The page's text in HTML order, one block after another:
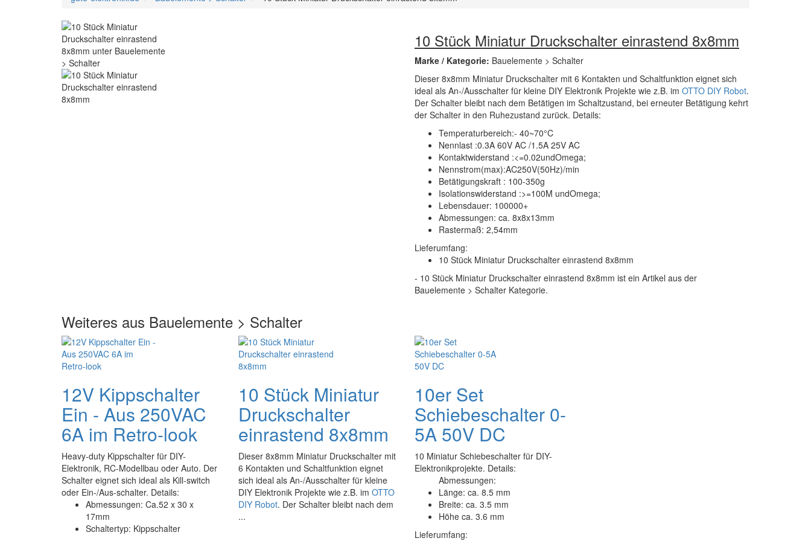
10 Stück Miniatur Druckschalter einrastend 8x8mm
Marke / Kategorie: Bauelemente > Schalter
Dieser 8x8mm Miniatur Druckschalter mit 6 Kontakten und Schaltfunktion eignet sich
ideal als An-/Ausschalter für kleine DIY Elektronik Projekte wie z.B. im OTTO DIY Robot.
Der Schalter bleibt nach dem Betätigen im Schaltzustand, bei erneuter Betätigung kehrt
der Schalter in den Ruhezustand zurück. Details:
Temperaturbereich:- 40~70°C
Nennlast :0.3A 60V AC /1.5A 25V AC
Kontaktwiderstand :<=0.02undOmega;
Nennstrom(max):AC250V(50Hz)/min
Betätigungskraft : 100-350g
Isolationswiderstand :>=100M undOmega;
Lebensdauer: 100000+
Abmessungen: ca. 8x8x13mm
Rastermaß: 2,54mm
Lieferumfang:
10 Stück Miniatur Druckschalter einrastend 8x8mm
- 10 Stück Miniatur Druckschalter einrastend 8x8mm ist ein Artikel aus der
Bauelemente > Schalter Kategorie.
Weiteres aus Bauelemente > Schalter
12V Kippschalter
Ein - Aus 250VAC
6A im Retro-look
Heavy-duty Kippschalter für DIY-
Elektronik, RC-Modellbau oder Auto. Der
Schalter eignet sich ideal als Kill-switch
oder Ein-/Aus-schalter. Details:
Abmessungen: Ca.52 x 30 x
17mm
Schaltertyp: Kippschalter
10 Stück Miniatur
Druckschalter
einrastend 8x8mm
Dieser 8x8mm Miniatur Druckschalter mit
6 Kontakten und Schaltfunktion eignet
sich ideal als An-/Ausschalter für kleine
DIY Elektronik Projekte wie z.B. im OTTO
DIY Robot. Der Schalter bleibt nach dem
...
10er Set
Schiebeschalter 0-
5A 50V DC
10 Miniatur Schiebeschalter für DIY-
Elektronikprojekte. Details:
Abmessungen:
Länge: ca. 8.5 mm
Breite: ca. 3.5 mm
Höhe ca. 3.6 mm
Lieferumfang: